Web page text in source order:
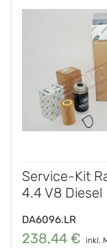
Service-Kit
4.4 V8 Diesel
DA6096.LR
238,44 € inkl.